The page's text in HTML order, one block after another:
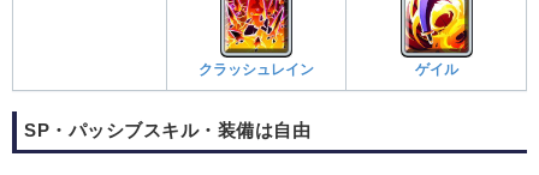
クラッシュレイン ゲイル
SP・パッシブスキル・装備は自由